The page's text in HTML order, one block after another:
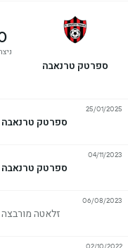
ספרטק טרנאבה
ספרטק טרנאבה
25/01/2025
ספרטק טרנאבה
04/11/2023
זלאטה מורבצה
06/08/2023
02/10/2022